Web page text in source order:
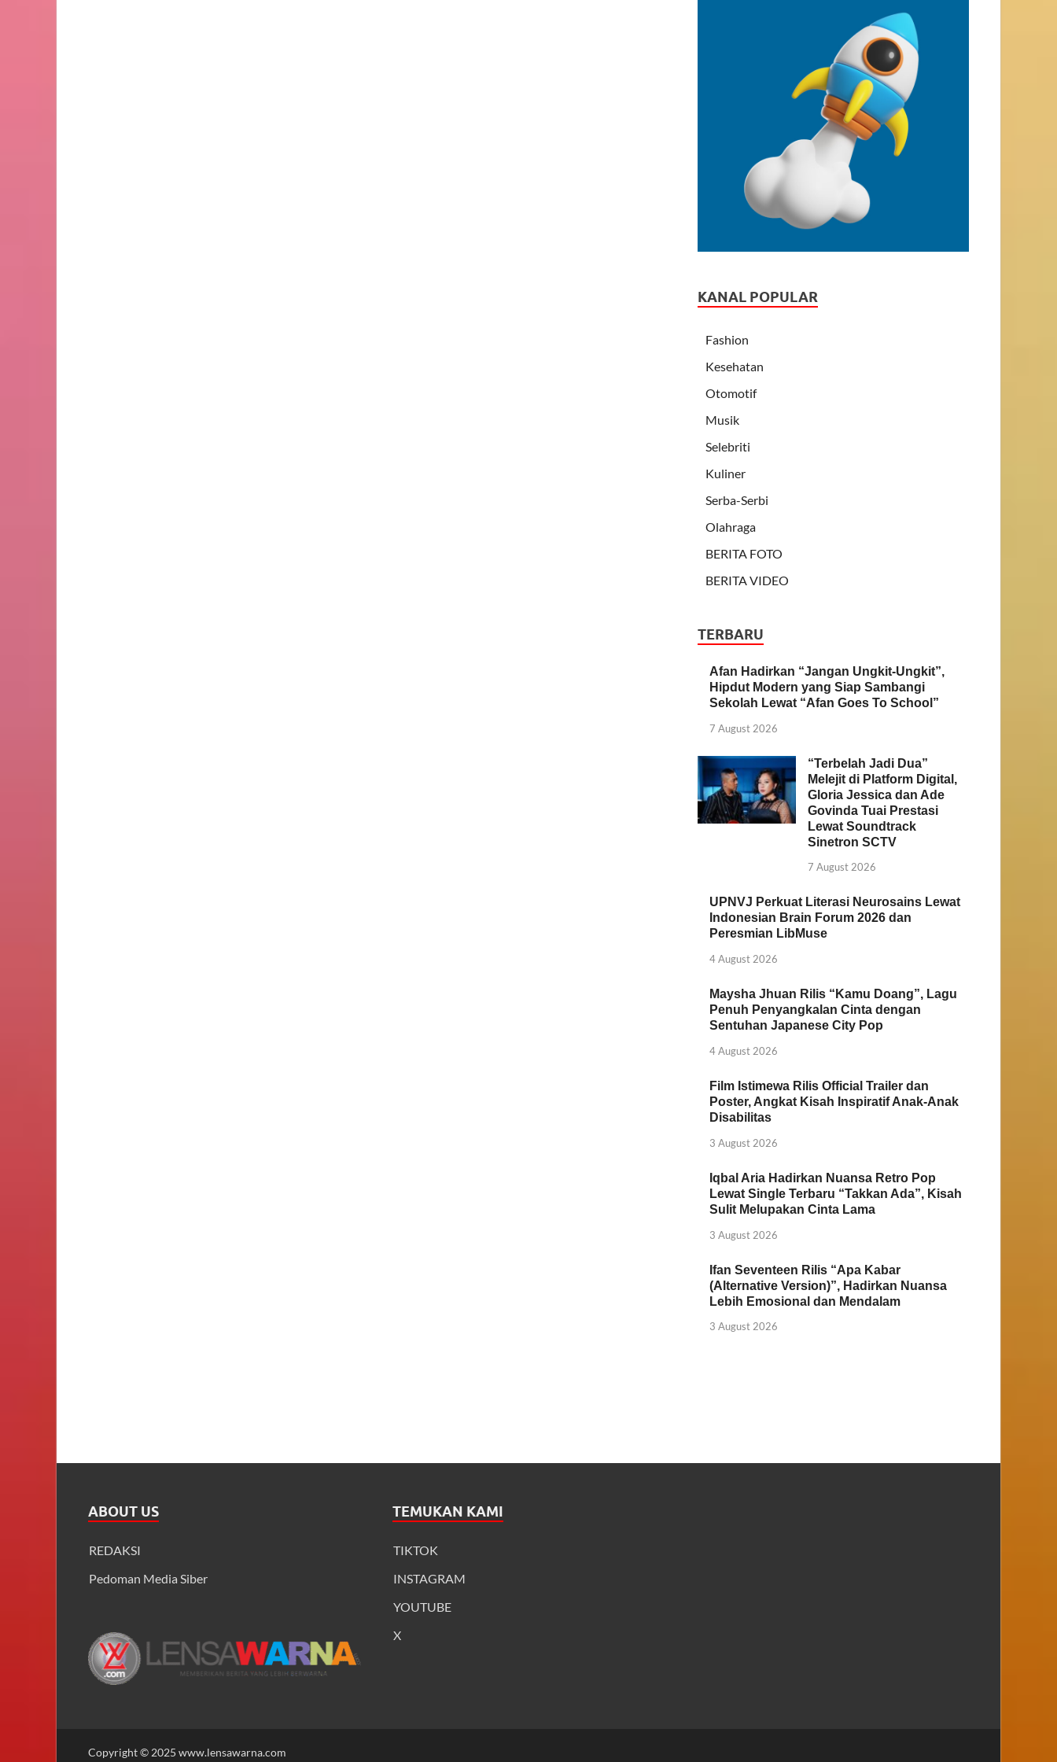
KANAL POPULAR
Fashion
Kesehatan
Otomotif
Musik
Selebriti
Kuliner
Serba-Serbi
Olahraga
BERITA FOTO
BERITA VIDEO
TERBARU
Afan Hadirkan “Jangan Ungkit-Ungkit”,
Hipdut Modern yang Siap Sambangi
Sekolah Lewat “Afan Goes To School”
7 August 2026
“Terbelah Jadi Dua”
Melejit di Platform Digital,
Gloria Jessica dan Ade
Govinda Tuai Prestasi
Lewat Soundtrack
Sinetron SCTV
7 August 2026
UPNVJ Perkuat Literasi Neurosains Lewat
Indonesian Brain Forum 2026 dan
Peresmian LibMuse
4 August 2026
Maysha Jhuan Rilis “Kamu Doang”, Lagu
Penuh Penyangkalan Cinta dengan
Sentuhan Japanese City Pop
4 August 2026
Film Istimewa Rilis Official Trailer dan
Poster, Angkat Kisah Inspiratif Anak-Anak
Disabilitas
3 August 2026
Iqbal Aria Hadirkan Nuansa Retro Pop
Lewat Single Terbaru “Takkan Ada”, Kisah
Sulit Melupakan Cinta Lama
3 August 2026
Ifan Seventeen Rilis “Apa Kabar
(Alternative Version)”, Hadirkan Nuansa
Lebih Emosional dan Mendalam
3 August 2026
ABOUT US
REDAKSI
Pedoman Media Siber
TEMUKAN KAMI
TIKTOK
INSTAGRAM
YOUTUBE
X
Copyright © 2025 www.lensawarna.com